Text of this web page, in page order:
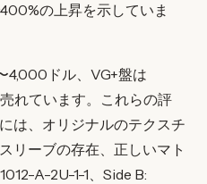
の上昇を示していま
4,000ドル、VG+盤は
れています。これらの評
は、オリジナルのテクスチ
リーブの存在、正しいマト
A-2U-1-1、Side B: